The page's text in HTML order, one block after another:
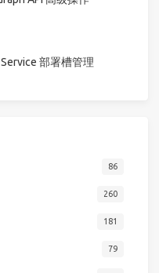
部署槽管理
86
260
181
79